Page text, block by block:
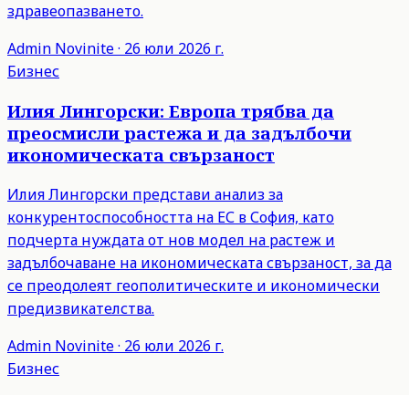
здравеопазването.
Admin Novinite· 26 юли 2026 г.
Бизнес
Илия Лингорски: Европа трябва да
преосмисли растежа и да задълбочи
икономическата свързаност
Илия Лингорски представи анализ за
конкурентоспособността на ЕС в София, като
подчерта нуждата от нов модел на растеж и
задълбочаване на икономическата свързаност, за да
се преодолеят геополитическите и икономически
предизвикателства.
Admin Novinite· 26 юли 2026 г.
Бизнес